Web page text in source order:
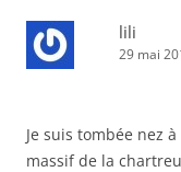
lili
29 mai
Je suis tombée nez
massif de la